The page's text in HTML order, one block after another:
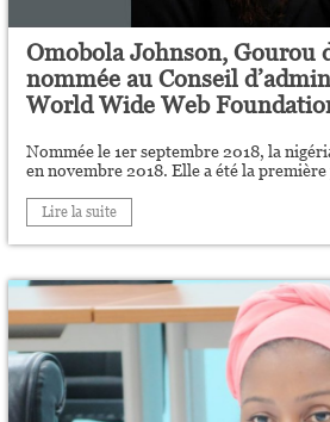
Omobola Johnson, Gourou
nommée au Conseil
World Wide Web
Nommée le 1er septembre 2018, la
en novembre 2018. Elle a été la
Lire la suite